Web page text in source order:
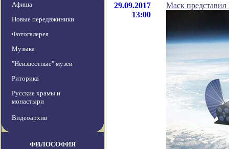
Афиша
Новые передвжиники
Фотогалерея
Музыка
"Неизвестные" музеи
Риторика
Русские храмы и
монастыри
Видеоархив
ФИЛОСОФИЯ
29.09.2017
13:00
Маск